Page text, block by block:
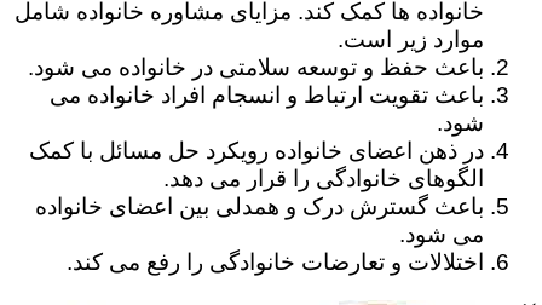
خانواده ها کمک کند. مزایای مشاوره خانواده شامل
موارد زیر است.
باعث حفظ و توسعه سلامتی در خانواده می شود.
باعث تقویت ارتباط و انسجام افراد خانواده می
شود.
در ذهن اعضای خانواده رویکرد حل مسائل با کمک
الگوهای خانوادگی را قرار می دهد.
باعث گسترش درک و همدلی بین اعضای خانواده
می شود.
اختلالات و تعارضات خانوادگی را رفع می کند.